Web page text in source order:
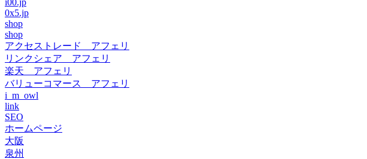
i00.jp
0x5.jp
shop
shop
アクセストレード アフェリ
リンクシェア アフェリ
楽天 アフェリ
バリューコマース アフェリ
i_m_owl
link
SEO
ホームページ
大阪
泉州